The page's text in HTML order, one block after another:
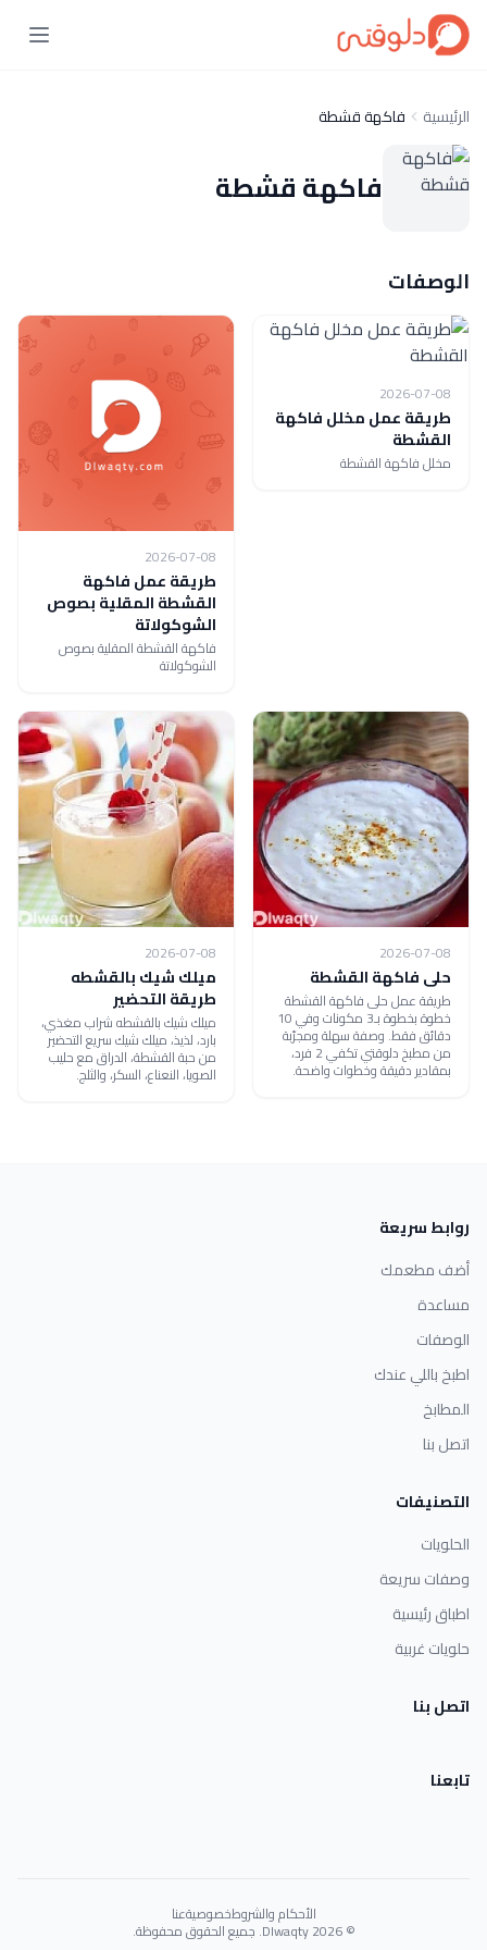
الرئيسية فاكهة قشطة
فاكهة قشطة
الوصفات
2026-07-08
طريقة عمل مخلل فاكهة
القشطة
مخلل فاكهة القشطة
2026-07-08
طريقة عمل فاكهة
القشطة المقلية بصوص
الشوكولاتة
فاكهة القشطة المقلية بصوص
الشوكولاتة
2026-07-08
حلى فاكهة القشطة
طريقة عمل حلى فاكهة القشطة
خطوة بخطوة بـ3 مكونات وفي 10
دقائق فقط. وصفة سهلة ومجرّبة
من مطبخ دلوقتي تكفي 2 فرد،
بمقادير دقيقة وخطوات واضحة.
2026-07-08
ميلك شيك بالقشطه
طريقة التحضير
ميلك شيك بالقشطه شراب مغذي،
بارد، لذيذ، ميلك شيك سريع التحضير
من حبة القشطة، الدراق مع حليب
الصويا، النعناع، السكر، والثلج.
روابط سريعة
أضف مطعمك
مساعدة
الوصفات
اطبخ باللي عندك
المطابخ
اتصل بنا
التصنيفات
الحلويات
وصفات سريعة
اطباق رئيسية
حلويات غربية
اتصل بنا
تابعنا
الأحكام والشروطخصوصيةعنا
© 2026 Dlwaqty. جميع الحقوق محفوظة.